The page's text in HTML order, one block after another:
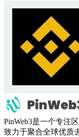
PinWeb3是一个专注
致力于聚合全球优质